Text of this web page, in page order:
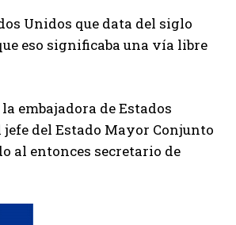
Unidos que data del siglo
eso significaba una vía libre
embajadora de Estados
del Estado Mayor Conjunto
al entonces secretario de